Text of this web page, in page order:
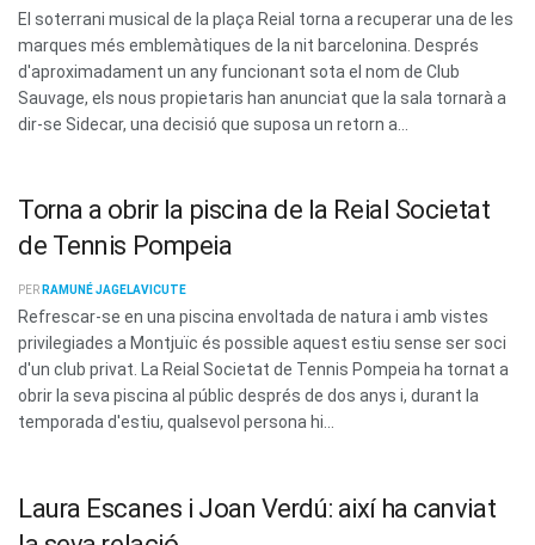
El soterrani musical de la plaça Reial torna a recuperar una de les
marques més emblemàtiques de la nit barcelonina. Després
d'aproximadament un any funcionant sota el nom de Club
Sauvage, els nous propietaris han anunciat que la sala tornarà a
dir-se Sidecar, una decisió que suposa un retorn a...
Torna a obrir la piscina de la Reial Societat
de Tennis Pompeia
PER RAMUNÉ JAGELAVICUTE
Refrescar-se en una piscina envoltada de natura i amb vistes
privilegiades a Montjuïc és possible aquest estiu sense ser soci
d'un club privat. La Reial Societat de Tennis Pompeia ha tornat a
obrir la seva piscina al públic després de dos anys i, durant la
temporada d'estiu, qualsevol persona hi...
Laura Escanes i Joan Verdú: així ha canviat